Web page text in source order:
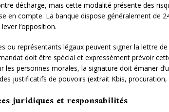
décharge, mais cette modalité présente des
en compte. La banque dispose généralement de
l’opposition.
ou représentants légaux peuvent signer la lettre
doit être spécial et expressément prévoir
les personnes morales, la signature doit émaner
justificatifs de pouvoirs (extrait Kbis, procuration,
juridiques et responsabilités